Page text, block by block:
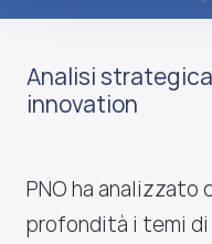
Analisi strategica
innovation
PNO ha analizzato
profondità i temi